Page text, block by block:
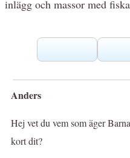
inlägg och massor med
Anders
Hej vet du vem som äger
kort dit?